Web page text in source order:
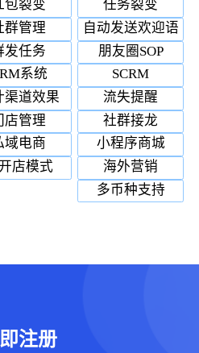
包裂变
任务裂变
群管理
自动发送欢迎语
发任务
朋友圈SOP
系统
SCRM
渠道效果
流失提醒
店管理
社群接龙
域电商
小程序商城
店模式
海外营销
多币种支持
注册